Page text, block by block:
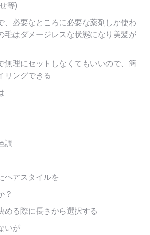
等)
、必要なところに必要な薬剤しか使わ
毛はダメージレスな状態になり美髪が
無理にセットしなくてもいいので、簡
リングできる
調
ヘアスタイルを
？
める際に長さから選択する
いが